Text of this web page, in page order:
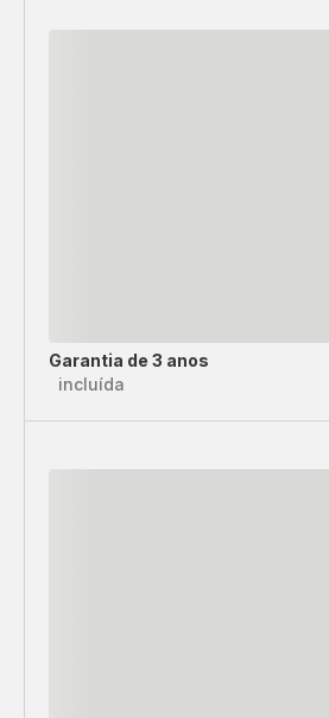
Garantia de 3 anos
incluída